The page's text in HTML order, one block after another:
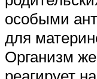
особыми
для
Организм